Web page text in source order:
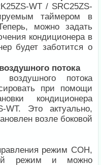
WT / SRC25ZS-
таймером в
можно задать
кондиционера в
будет заботится о
потока
воздушного потока
при помощи
кондиционера
WT. Это актуально,
возле боковой
режим СОН,
режим и можно